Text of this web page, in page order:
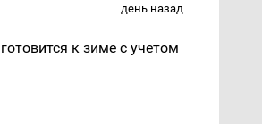
день назад
к зиме с учетом